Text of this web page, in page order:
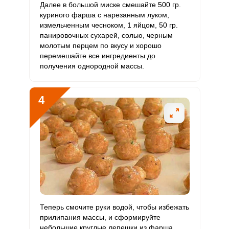
Алюминий 1065.9 мкг 30 мкг 336.4
Железо
Йод 28.3 мкг 150 мкг 1.8
Кобальт
Литий 8.4 мкг 70 мкг 1.1 2
Марганец 1.4 мкг 2 мкг 6.5 11.5
Медь 1030.9 мкг 1000 мкг 9.8 17.2
Никель 12.9 мкг 200 мкг 0.6
Рубидий 746.9 мкг 200 мкг 35.4 62.2
Селен 82 мкг 55 мкг 14.1
Далее в большой миске смешайте 500 гр.
куриного фарша с нарезанным луком,
измельченным чесноком, 1 яйцом, 50 гр.
панировочных сухарей, солью, черным
молотым перцем по вкусу и хорошо
перемешайте все ингредиенты до
получения однородной массы.
4
Теперь смочите руки водой, чтобы избежать
прилипания массы, и сформируйте